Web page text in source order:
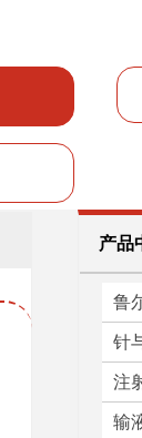
产品
鲁
针
注
输